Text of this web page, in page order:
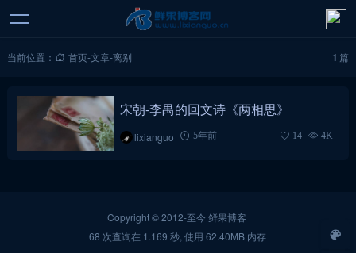
当前位置： 首页-文章-离别 1 篇
宋朝-李禺的回文诗《两相思》
lixianguo 5年前 14 4K
Copyright © 2012-至今 鲜果博客
68 次查询在 1.169 秒, 使用 62.40MB 内存